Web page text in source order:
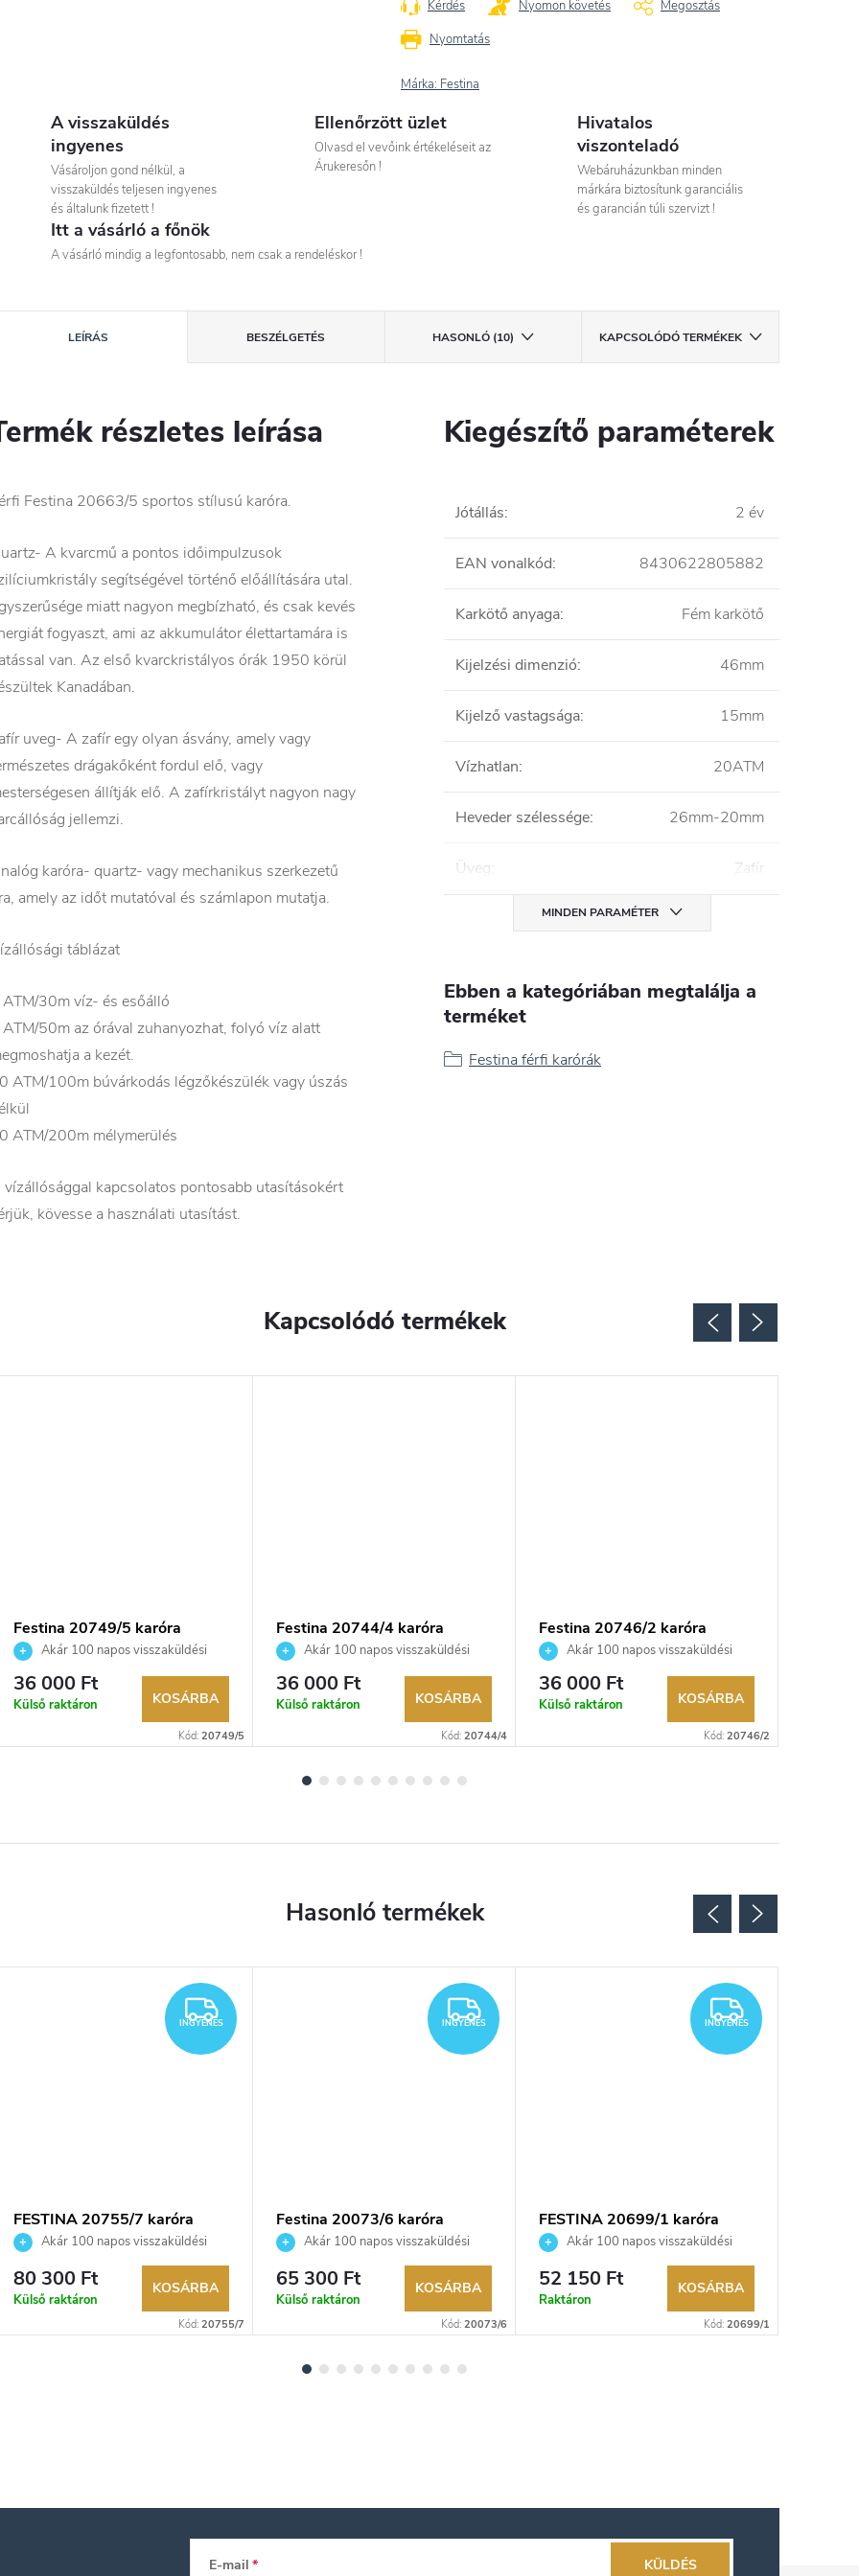
Nyomtatás
Kérdés Nyomon követés Megosztás
Márka: Festina
A visszaküldés
ingyenes
Vásároljon gond nélkül, a
visszaküldés teljesen ingyenes
és általunk fizetett !
Ellenőrzött üzlet
Olvasd el vevőink értékeléseit az
Árukeresőn !
Hivatalos
viszonteladó
Webáruházunkban minden
márkára biztosítunk garanciális
és garancián túli szervizt !
Itt a vásárló a főnök
A vásárló mindig a legfontosabb, nem csak a rendeléskor !
LEÍRÁS BESZÉLGETÉS HASONLÓ (10) KAPCSOLÓDÓ TERMÉKEK
részletes leírása
Festina 20663/5 sportos stílusú karóra.
A kvarcmű a pontos időimpulzusok
segítségével történő előállítására utal.
miatt nagyon megbízható, és csak kevés
fogyaszt, ami az akkumulátor élettartamára is
van. Az első kvarckristályos órák 1950 körül
Kanadában.
uveg- A zafír egy olyan ásvány, amely vagy
drágakőként fordul elő, vagy
állítják elő. A zafírkristályt nagyon nagy
jellemzi.
karóra- quartz- vagy mechanikus szerkezetű
amely az időt mutatóval és számlapon mutatja.
táblázat
30m víz- és esőálló
50m az órával zuhanyozhat, folyó víz alatt
a kezét.
ATM/100m búvárkodás légzőkészülék vagy úszás
ATM/200m mélymerülés
vízállósággal kapcsolatos pontosabb utasításokért
kövesse a használati utasítást.
Kiegészítő paraméterek
Jótállás: 2 év
EAN vonalkód: 8430622805882
Karkötő anyaga: Fém karkötő
Kijelzési dimenzió: 46mm
Kijelző vastagsága: 15mm
Vízhatlan: 20ATM
Heveder szélessége: 26mm-20mm
Üveg: Zafír
MINDEN PARAMÉTER
Ebben a kategóriában megtalálja a
terméket
Festina férfi karórák
Kapcsolódó termékek
Festina 20749/5 karóra
Akár 100 napos visszaküldési
lehetőség. Hivatalos márkakereskedő.
36 000 Ft
Külső raktáron KOSÁRBA
Kód: 20749/5
Festina 20744/4 karóra
Akár 100 napos visszaküldési
lehetőség. Hivatalos márkakereskedő.
36 000 Ft
Külső raktáron KOSÁRBA
Kód: 20744/4
Festina 20746/2 karóra
Akár 100 napos visszaküldési
lehetőség. Hivatalos márkakereskedő.
36 000 Ft
Külső raktáron KOSÁRBA
Kód: 20746/2
INGYENES
INGYENES
FESTINA 20755/7 karóra
Akár 100 napos visszaküldési
lehetőség. Hivatalos márkakereskedő.
80 300 Ft
Külső raktáron
KOSÁRBA
Kód: 20755/7
INGYENES
INGYENES
Festina 20073/6 karóra
Akár 100 napos visszaküldési
lehetőség. Hivatalos márkakereskedő.
65 300 Ft
Külső raktáron
KOSÁRBA
Kód: 20073/6
INGYENES
INGYENES
FESTINA 20699/1 karóra
Akár 100 napos visszaküldési
lehetőség. Hivatalos márkakereskedő.
52 150 Ft
Raktáron
KOSÁRBA
Kód: 20699/1
E-mail KÜLDÉS